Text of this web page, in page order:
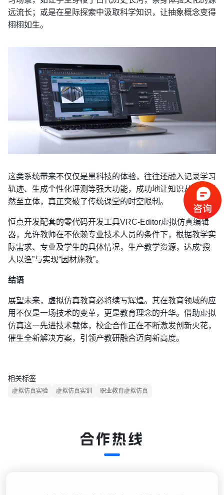
远流长；或是在星际探索中汲取科学知识，让抽象概念变得
栩栩如生。
这类系统带来不仅仅是黑科技的体验，往往还融入记录学习
轨迹、生成个性化评测等强大功能，成功地让知识从平面跃
然至立体，真正突破了传统课堂的时空限制。
恒点开发配套的零代码开发工具VRC-Editor虚拟仿真编辑
器，允许教师在不依赖专业技术人员的条件下，根据教学实
际需求、专业及学生的具体情况，生产教学资源，达成“授
人以渔”与实现“因材施教”。
结语
展望未来，虚拟仿真教育必将续写辉煌。其在教育领域的应
用不仅是一场技术的变革，更是教育理念的升华。借助虚拟
仿真这一先进技术载体，校企合作正在不断激发创新火花，
催生全新解决方案，引领产教研融合迈向新高度。
相关标签
虚拟仿真实验 虚拟仿真实训 职业教育虚拟仿真
合作热线